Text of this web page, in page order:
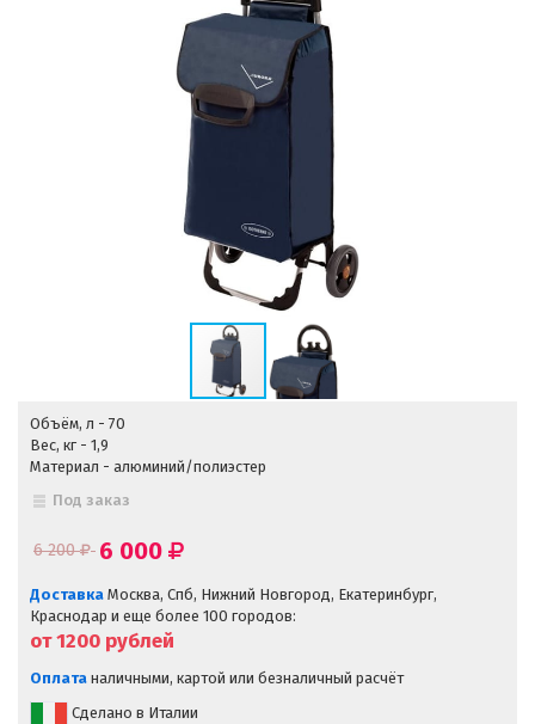
Объём, л - 70
Вес, кг - 1,9
Материал - алюминий/полиэстер
Под заказ
6 200 6 000
Доставка Москва, Спб, Нижний Новгород, Екатеринбург,
Краснодар и еще более 100 городов:
от 1200 рублей
Оплата наличными, картой или безналичный расчёт
Сделано в Италии